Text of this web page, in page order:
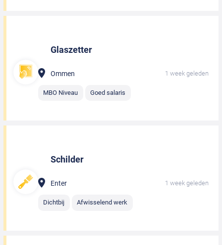
Glaszetter
Ommen 1 week geleden
MBO Niveau Goed salaris
Schilder
Enter 1 week geleden
Dichtbij Afwisselend werk